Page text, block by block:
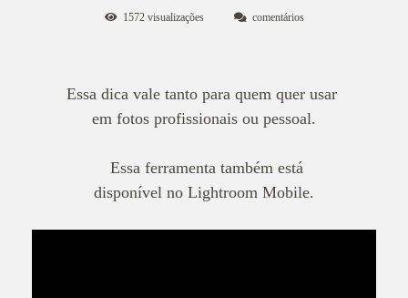
1572visualizações comentários
Essa dica vale tanto para quem quer usar
em fotos profissionais ou pessoal.
Essa ferramenta também está
disponível no Lightroom Mobile.